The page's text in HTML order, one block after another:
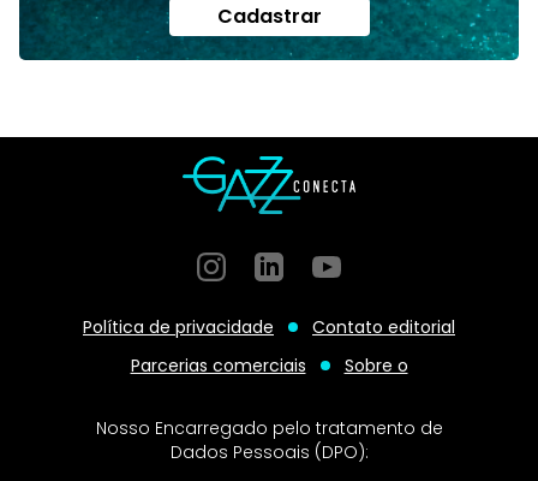
Cadastrar
InstagramGitHubGitHub
Política de privacidade
Contato editorial
Parcerias comerciais
Sobre o
Nosso Encarregado pelo tratamento de
Dados Pessoais (DPO):